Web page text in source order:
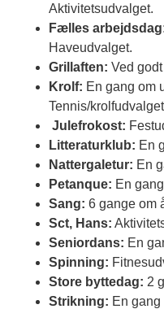
Aktivitetsudvalget.
Fælles
Haveudvalget.
Grillaften: Ved
Krolf: En gang om
Tennis/krolfudvalget
Julefrokost:
Litteraturklub: En
Nattergaletur: En
Petanque: En
Sang: 6 gange om
Sct, Hans:
Seniordans: En
Spinning:
Store byttedag: 2
Strikning: En